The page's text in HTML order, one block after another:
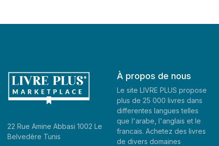
22 Rue Amine Abbasi 1002 Le
Belvedère Tunis
À propos de nous
Le site LIVRE PLUS propose
plus de 25 000 livres dans
differentes langues telles
que l'arabe, l'anglais et le
francais. Achetez des livres
de divers domaines